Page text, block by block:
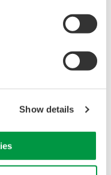
Show details
(Bandbreite,